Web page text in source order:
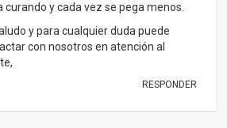
curando y cada vez se pega menos.
y para cualquier duda puede
con nosotros en atención al
RESPONDER